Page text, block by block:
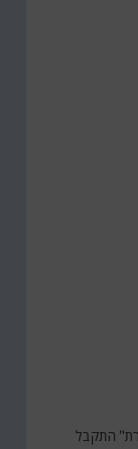
התקשורת" התקבל